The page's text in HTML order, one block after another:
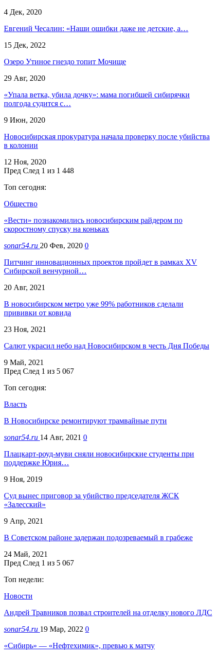
4 Дек, 2020
Евгений Чесалин: «Наши ошибки даже не детские, а…
15 Дек, 2022
Озеро Утиное гнездо топит Мочище
29 Авг, 2020
«Упала ветка, убила дочку»: мама погибшей сибирячки
полгода судится с…
9 Июн, 2020
Новосибирская прокуратура начала проверку после убийства
в колонии
12 Ноя, 2020
Пред След 1 из 1 448
Топ сегодня:
Общество
«Вести» познакомились новосибирским райдером по
скоростному спуску на коньках
sonar54.ru 20 Фев, 2020 0
Питчинг инновационных проектов пройдет в рамках XV
Сибирской венчурной…
20 Авг, 2021
В новосибирском метро уже 99% работников сделали
прививки от ковида
23 Ноя, 2021
Салют украсил небо над Новосибирском в честь Дня Победы
9 Май, 2021
Пред След 1 из 5 067
Топ сегодня:
Власть
В Новосибирске ремонтируют трамвайные пути
sonar54.ru 14 Авг, 2021 0
Плацкарт-роуд-муви сняли новосибирские студенты при
поддержке Юрия…
9 Ноя, 2019
Суд вынес приговор за убийство председателя ЖСК
«Залесский»
9 Апр, 2021
В Советском районе задержан подозреваемый в грабеже
24 Май, 2021
Пред След 1 из 5 067
Топ недели:
Новости
Андрей Травников позвал строителей на отделку нового ЛДС
sonar54.ru 19 Мар, 2022 0
«Сибирь» — «Нефтехимик», превью к матчу